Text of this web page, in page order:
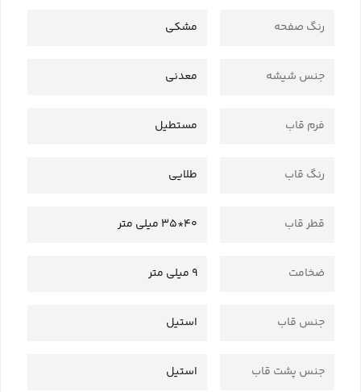
رنگ صفحه مشکی
جنس شیشه معدنی
فرم قاب مستطیل
رنگ قاب طلایی
قطر قاب 40*35 میلی متر
ضخامت 9 میلی متر
جنس قاب استیل
جنس پشت قاب استیل